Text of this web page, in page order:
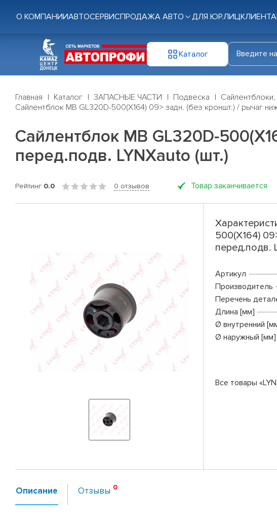
О КОМПАНИИАВТОСЕРВИСПРОДАЖА АВТО ДЛЯ ЮР.ЛИЦ
Каталог
Главная Каталог ЗАПАСНЫЕ ЧАСТИ Подвеска
Сайлентблоки,
Сайлентблок MB GL320D-500(X164) 09> задн. (без кроншт.) / рычаг
Сайлентблок MB GL320D-
перед.подв. LYNXauto (шт.)
Рейтинг 0.0 0 отзывов Товар заканчивается
500(X164)
перед.подв.
Артикул
Производитель
Перечень
Длина [мм]
Ø внутренний
Ø наружный [мм]
Все товары
Описание Отзывы